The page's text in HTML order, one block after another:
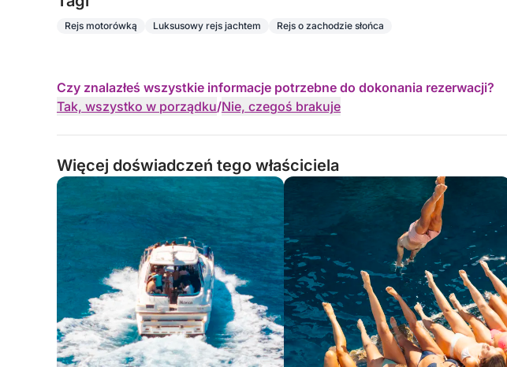
Rejs motorówką Luksusowy rejs jachtem Rejs o zachodzie słońca
Czy znalazłeś wszystkie informacje potrzebne do dokonania rezerwacji?
Tak, wszystko w porządku/Nie, czegoś brakuje
Więcej doświadczeń tego właściciela